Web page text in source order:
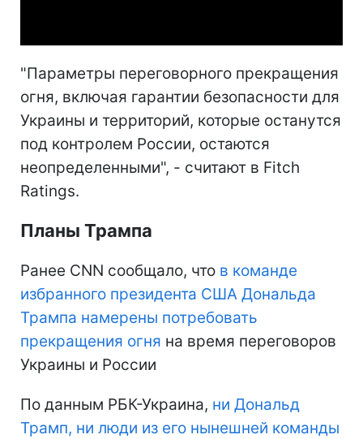
"Параметры переговорного прекращения
огня, включая гарантии безопасности для
Украины и территорий, которые останутся
под контролем России, остаются
неопределенными", - считают в Fitch
Ratings.
Планы Трампа
Ранее CNN сообщало, что в команде
избранного президента США Дональда
Трампа намерены потребовать
прекращения огня на время переговоров
Украины и России
По данным РБК-Украина, ни Дональд
Трамп, ни люди из его нынешней команды